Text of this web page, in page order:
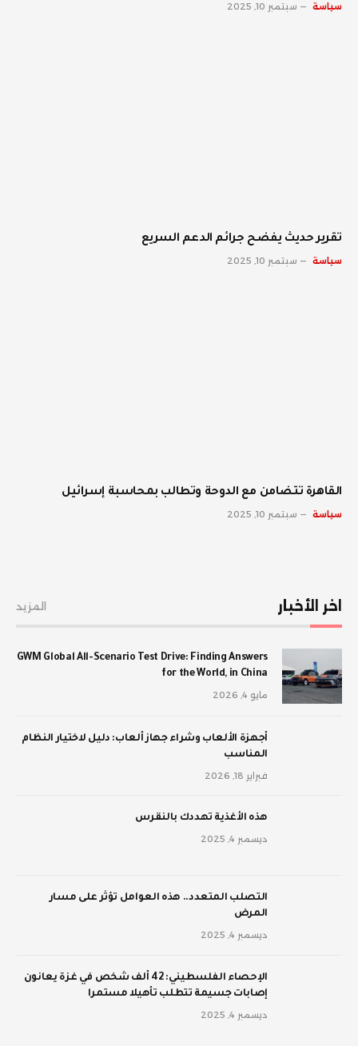
سياسة سبتمبر 10, 2025
تقرير حديث يفضح جرائم الدعم السريع
سياسة سبتمبر 10, 2025
القاهرة تتضامن مع الدوحة وتطالب بمحاسبة إسرائيل
سياسة سبتمبر 10, 2025
اخر الأخبار المزيد
GWM Global All-Scenario Test Drive: Finding Answers
for the World, in China
مايو 4, 2026
أجهزة الألعاب وشراء جهاز ألعاب: دليل لاختيار النظام
المناسب
فبراير 18, 2026
‫هذه الأغذية تهددك بالنقرس
ديسمبر 4, 2025
‫التصلب المتعدد.. هذه العوامل تؤثر على مسار
المرض
ديسمبر 4, 2025
الإحصاء الفلسطيني: 42 ألف شخص في غزة يعانون
إصابات جسيمة تتطلب تأهيلا مستمرا
ديسمبر 4, 2025